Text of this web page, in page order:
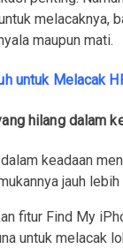
melacaknya,
maupun mati.
untuk Melacak
hilang dalam
keadaan
jauh lebih
fitur Find My
untuk melacak